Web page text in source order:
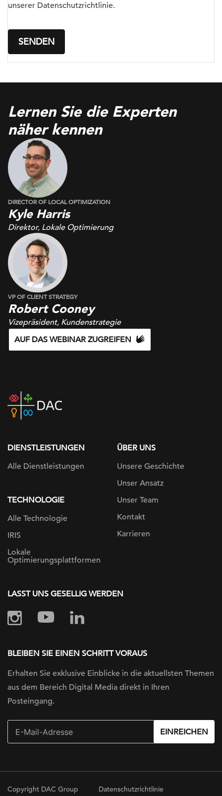
unserer Datenschutzrichtlinie.
Lernen Sie die Experten
näher kennen
DIRECTOR OF LOCAL OPTIMIZATION
Kyle Harris
Direktor, Lokale Optimierung
VP OF CLIENT STRATEGY
Robert Cooney
Vizepräsident, Kundenstrategie
AUF DAS WEBINAR ZUGREIFEN
DAC
home
DIENSTLEISTUNGEN
Alle Dienstleistungen
TECHNOLOGIE
Alle Technologie
IRIS
Lokale
Optimierungsplattformen
ÜBER UNS
Unsere Geschichte
Unser Ansatz
Unser Team
Kontakt
Karrieren
LASST UNS GESELLIG WERDEN
BLEIBEN SIE EINEN SCHRITT VORAUS
Erhalten Sie exklusive Einblicke in die aktuellsten Themen
aus dem Bereich Digital Media direkt in Ihren
Posteingang.
EINREICHEN
Copyright DAC Group
Datenschutzrichtlinie